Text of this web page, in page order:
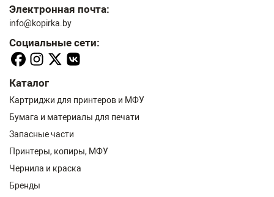
Электронная почта:
info@kopirka.by
Социальные сети:
Каталог
Картриджи для принтеров и МФУ
Бумага и материалы для печати
Запасные части
Принтеры, копиры, МФУ
Чернила и краска
Бренды